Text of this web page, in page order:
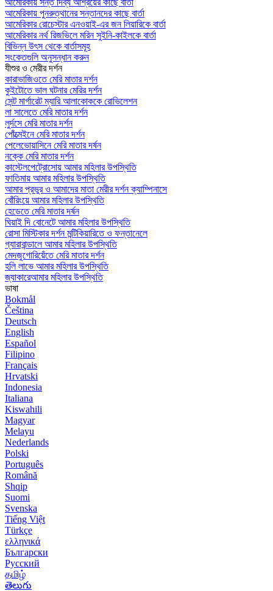
আমেরিকায় পুনরুত্থানের সন্তানদের কাছে বার্তা
আমেরিকার রোচেস্টার এনওয়াই-এর জন লিয়ারিকে বার্তা
আমেরিকার নর্থ রিজভিলে মরিন সুইনি-কাইলকে বার্তা
বিভিন্ন উৎস থেকে বার্তাসমূহ
সংকেতগুলি অনুসন্ধান করুন
যীশুর ও মেরীর দর্শন
কারাভাজিওতে মেরি মাতার দর্শন
কুইটোতে ভাল ঘটনার মেরির দর্শন
সেন্ট মার্গারেট ম্যারি আলাকোককে রোভিলেশন
লা সালেতে মেরি মাতার দর্শন
লুর্দসে মেরি মাতার দর্শন
পোঁত্মেইনে মেরি মাতার দর্শন
পেলেভোয়াসিনে মেরি মাতার দর্ষন
নক্কে মেরি মাতার দর্শন
কাস্টেলপেট্রোসোয় আমার মহিলার উপস্থিতি
ফাতিমায় আমার মহিলার উপস্থিতি
আমার প্রভুর ও আমাদের মাতা মেরীর দর্শন ক্যাম্পিনাসে
বোঁরিংয়ে আমার মহিলার উপস্থিতি
হেডেতে মেরি মাতার দর্ষন
ঘিয়াই দি বোনেটে আমার মহিলার উপস্থিতি
রোসা মিস্টিকার দর্শন মন্টিকিয়ারিতে ও ফন্তানেলে
গ্যারাবান্ডালে আমার মহিলার উপস্থিতি
মেদজুগোরিয়েঁতে মেরি মাতার দর্শন
হলি লাভে আমার মহিলার উপস্থিতি
জ্যাকারেআমার মহিলার উপস্থিতি
ভাষা
Bokmål
Čeština
Deutsch
English
Español
Filipino
Français
Hrvatski
Indonesia
Italiana
Kiswahili
Magyar
Melayu
Nederlands
Polski
Português
Română
Shqip
Suomi
Svenska
Tiếng Việt
Türkçe
ελληνικά
Български
Русский
தமிழ்
తెలుగు